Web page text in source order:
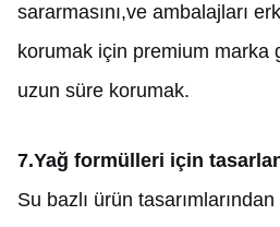
sararmasını,ve ambalajları
korumak için premium marka
uzun süre korumak.
7.Yağ formülleri için
Su bazlı ürün